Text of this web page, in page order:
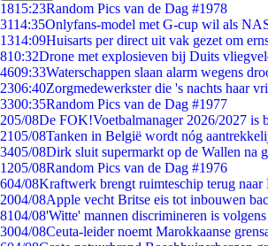
1815:23Random Pics van de Dag #1978
3114:35Onlyfans-model met G-cup wil als
1314:09Huisarts per direct uit vak gezet om
810:32Drone met explosieven bij Duits
4609:33Waterschappen slaan alarm wegens
2306:40Zorgmedewerkster die 's nachts haar
3300:35Random Pics van de Dag #1977
205/08De FOK!Voetbalmanager 2026/2027 is
2105/08Tanken in België wordt nóg
3405/08Dirk sluit supermarkt op de Wallen na
1205/08Random Pics van de Dag #1976
604/08Kraftwerk brengt ruimteschip terug naar
2004/08Apple vecht Britse eis tot inbouwen
8104/08'Witte' mannen discrimineren is
3004/08Ceuta-leider noemt Marokkaanse